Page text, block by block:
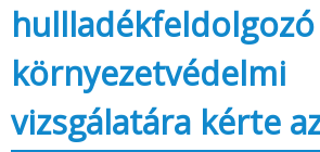
hullladékfeldolgozó
környezetvédelmi
vizsgálatára kérte